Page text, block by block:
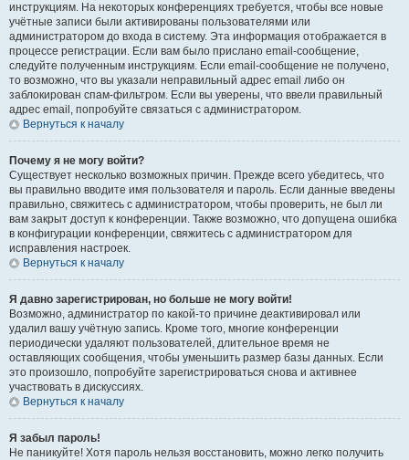
инструкциям. На некоторых конференциях требуется, чтобы все новые
учётные записи были активированы пользователями или
администратором до входа в систему. Эта информация отображается в
процессе регистрации. Если вам было прислано email-сообщение,
следуйте полученным инструкциям. Если email-сообщение не получено,
то возможно, что вы указали неправильный адрес email либо он
заблокирован спам-фильтром. Если вы уверены, что ввели правильный
адрес email, попробуйте связаться с администратором.
Вернуться к началу
Почему я не могу войти?
Существует несколько возможных причин. Прежде всего убедитесь, что
вы правильно вводите имя пользователя и пароль. Если данные введены
правильно, свяжитесь с администратором, чтобы проверить, не был ли
вам закрыт доступ к конференции. Также возможно, что допущена ошибка
в конфигурации конференции, свяжитесь с администратором для
исправления настроек.
Вернуться к началу
Я давно зарегистрирован, но больше не могу войти!
Возможно, администратор по какой-то причине деактивировал или
удалил вашу учётную запись. Кроме того, многие конференции
периодически удаляют пользователей, длительное время не
оставляющих сообщения, чтобы уменьшить размер базы данных. Если
это произошло, попробуйте зарегистрироваться снова и активнее
участвовать в дискуссиях.
Вернуться к началу
Я забыл пароль!
Не паникуйте! Хотя пароль нельзя восстановить, можно легко получить